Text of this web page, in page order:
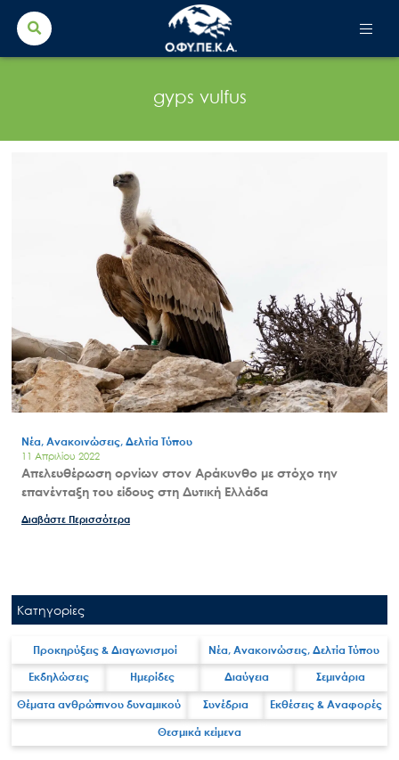
Search
for:
gyps vulfus
Νέα, Ανακοινώσεις, Δελτία Τύπου
11 Απριλίου 2022
Απελευθέρωση ορνίων στον Αράκυνθο με στόχο την
επανένταξη του είδους στη Δυτική Ελλάδα
Διαβάστε Περισσότερα
Κατηγορίες
Προκηρύξεις & Διαγωνισμοί Νέα, Ανακοινώσεις, Δελτία Τύπου
Εκδηλώσεις Ημερίδες Διαύγεια Σεμινάρια
Θέματα ανθρώπινου δυναμικού Συνέδρια Εκθέσεις & Αναφορές
Θεσμικά κείμενα